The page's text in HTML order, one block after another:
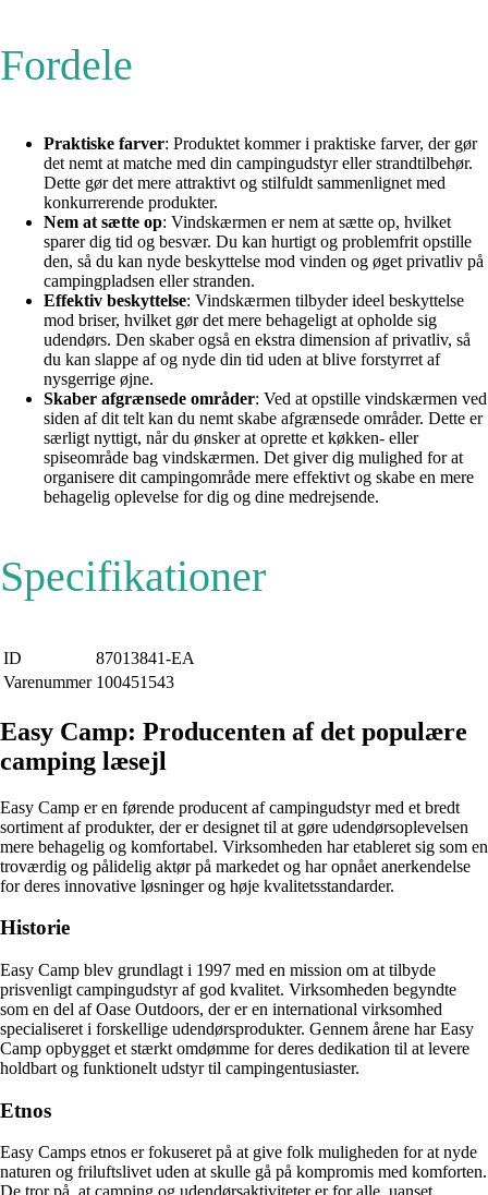
Fordele
Praktiske farver: Produktet kommer i praktiske farver, der gør
det nemt at matche med din campingudstyr eller strandtilbehør.
Dette gør det mere attraktivt og stilfuldt sammenlignet med
konkurrerende produkter.
Nem at sætte op: Vindskærmen er nem at sætte op, hvilket
sparer dig tid og besvær. Du kan hurtigt og problemfrit opstille
den, så du kan nyde beskyttelse mod vinden og øget privatliv på
campingpladsen eller stranden.
Effektiv beskyttelse: Vindskærmen tilbyder ideel beskyttelse
mod briser, hvilket gør det mere behageligt at opholde sig
udendørs. Den skaber også en ekstra dimension af privatliv, så
du kan slappe af og nyde din tid uden at blive forstyrret af
nysgerrige øjne.
Skaber afgrænsede områder: Ved at opstille vindskærmen ved
siden af dit telt kan du nemt skabe afgrænsede områder. Dette er
særligt nyttigt, når du ønsker at oprette et køkken- eller
spiseområde bag vindskærmen. Det giver dig mulighed for at
organisere dit campingområde mere effektivt og skabe en mere
behagelig oplevelse for dig og dine medrejsende.
Specifikationer
ID
87013841-EA
Varenummer 100451543
Easy Camp: Producenten af det populære
camping læsejl
Easy Camp er en førende producent af campingudstyr med et bredt
sortiment af produkter, der er designet til at gøre udendørsoplevelsen
mere behagelig og komfortabel. Virksomheden har etableret sig som en
troværdig og pålidelig aktør på markedet og har opnået anerkendelse
for deres innovative løsninger og høje kvalitetsstandarder.
Historie
Easy Camp blev grundlagt i 1997 med en mission om at tilbyde
prisvenligt campingudstyr af god kvalitet. Virksomheden begyndte
som en del af Oase Outdoors, der er en international virksomhed
specialiseret i forskellige udendørsprodukter. Gennem årene har Easy
Camp opbygget et stærkt omdømme for deres dedikation til at levere
holdbart og funktionelt udstyr til campingentusiaster.
Etnos
Easy Camps etnos er fokuseret på at give folk muligheden for at nyde
naturen og friluftslivet uden at skulle gå på kompromis med komforten.